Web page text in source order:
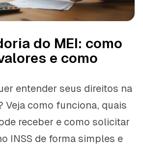
do MEI: como
e como
entender seus direitos na
Veja como funciona, quais
receber e como solicitar
INSS de forma simples e